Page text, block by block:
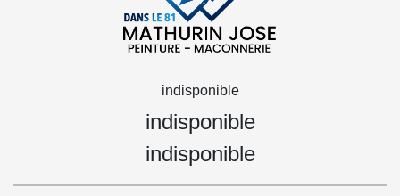
indisponible
indisponible
indisponible